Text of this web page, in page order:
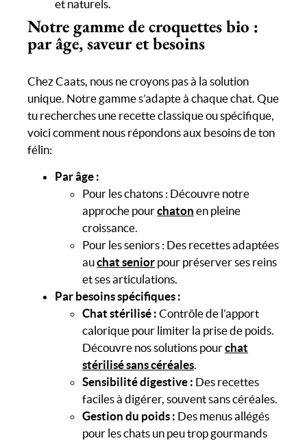
et naturels.
Notre gamme de croquettes bio :
par âge, saveur et besoins
Chez Caats, nous ne croyons pas à la solution
unique. Notre gamme s’adapte à chaque chat. Que
tu recherches une recette classique ou spécifique,
voici comment nous répondons aux besoins de ton
félin:
Par âge :
Pour les chatons : Découvre notre
approche pourchaton en pleine
croissance.
Pour les seniors : Des recettes adaptées
auchat senior pour préserver ses reins
et ses articulations.
Par besoins spécifiques :
Chat stérilisé : Contrôle de l’apport
calorique pour limiter la prise de poids.
Découvre nos solutions pourchat
stérilisé sans céréales.
Sensibilité digestive : Des recettes
faciles à digérer, souvent sans céréales.
Gestion du poids : Des menus allégés
pour les chats un peu trop gourmands